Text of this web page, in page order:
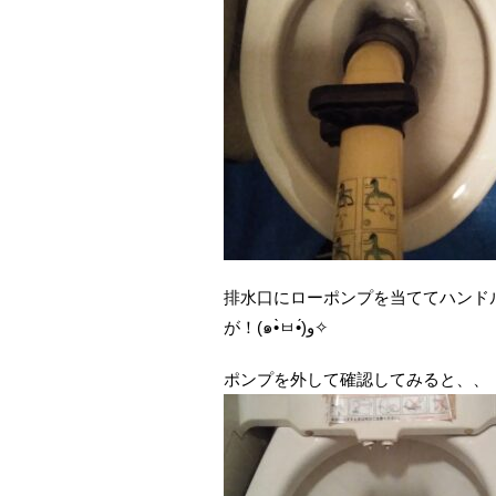
排水口にローポンプを当ててハン
が！(๑•̀ㅂ•́)و✧
ポンプを外して確認してみると、、